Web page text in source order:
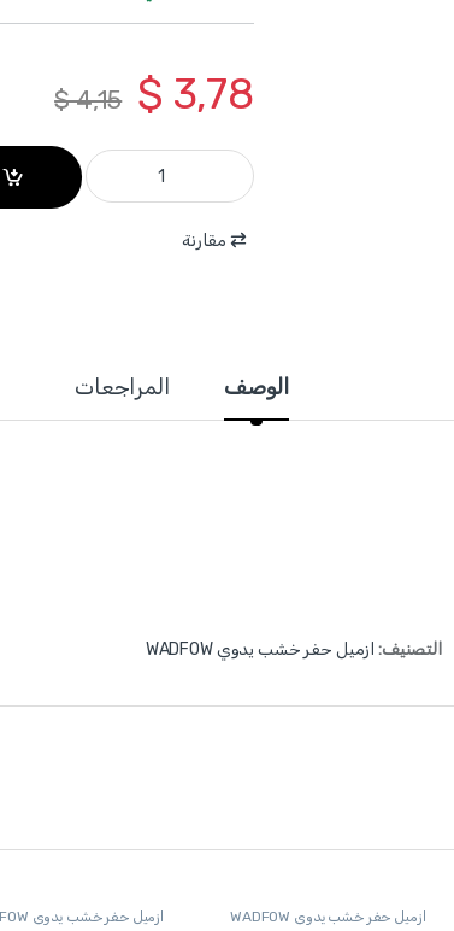
$ 3,78
$4,15
WWC2203 - طقم ازميل خشب يد كوشوك 3 قطع 12-19-25 مم ماركة WADFOW quantity
مقارنة
الوصف المراجعات
التصنيف: ازميل حفر خشب يدوي WADFOW
ازميل حفر خشب يدوي WADFOW ازميل حفر خشب يدوي WADFOW